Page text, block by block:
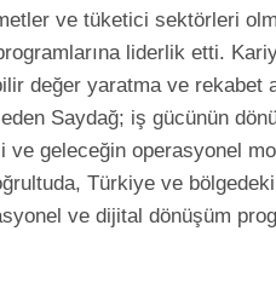
ve tüketici sektörleri
liderlik etti.
değer yaratma ve rekabet
Saydağ; iş gücünün
geleceğin operasyonel
Türkiye ve
ve dijital dönüşüm